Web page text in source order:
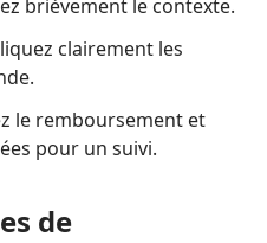
brièvement le contexte.
clairement les
le remboursement et
pour un suivi.
de